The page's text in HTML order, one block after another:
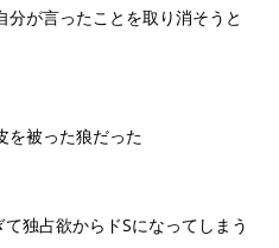
が言ったことを取り消そうと
を被った狼だった
独占欲からドSになってしまう